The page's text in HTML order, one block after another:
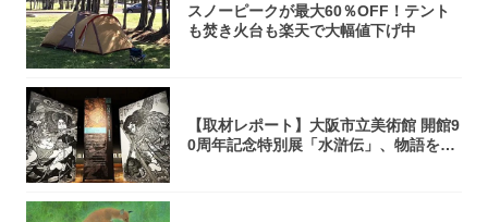
スノーピークが最大60％OFF！テント
も焚き火台も楽天で大幅値下げ中
【取材レポート】大阪市立美術館 開館9
0周年記念特別展「水滸伝」、物語を知